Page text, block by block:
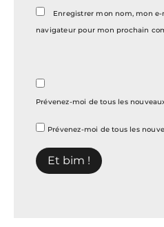
Enregistrer mon nom, mon
navigateur pour mon prochain
Prévenez-moi de tous les
Prévenez-moi de tous les